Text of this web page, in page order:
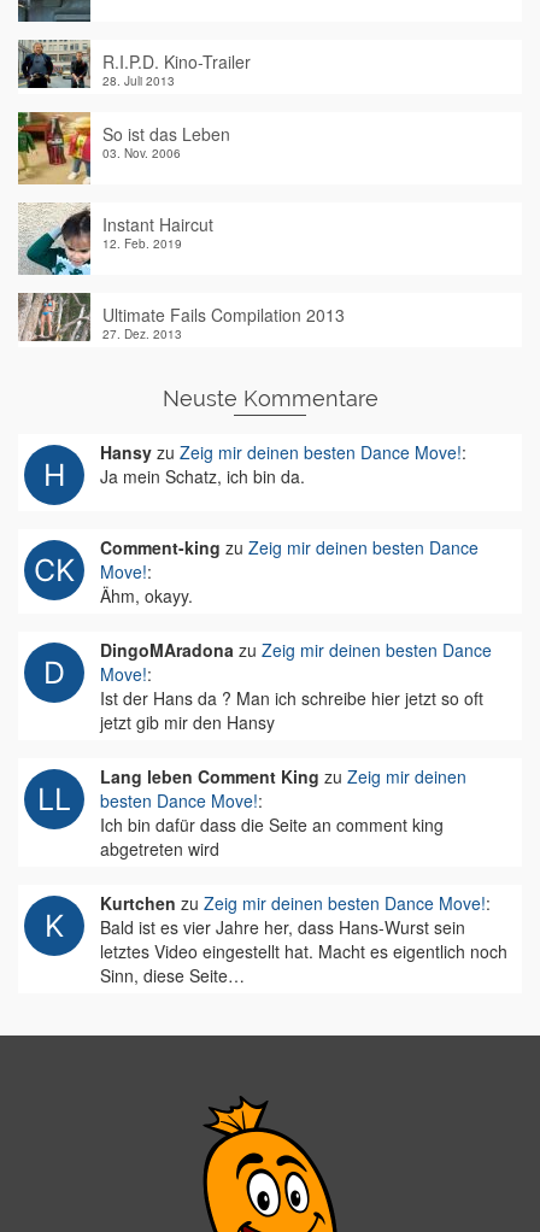
R.I.P.D. Kino-Trailer
28. Juli 2013
So ist das Leben
03. Nov. 2006
Instant Haircut
12. Feb. 2019
Ultimate Fails Compilation 2013
27. Dez. 2013
Neuste Kommentare
Hansy zu Zeig mir deinen besten Dance Move!:
Ja mein Schatz, ich bin da.
Comment-king zu Zeig mir deinen besten Dance
Move!:
Ähm, okayy.
DingoMAradona zu Zeig mir deinen besten Dance
Move!:
Ist der Hans da ? Man ich schreibe hier jetzt so oft
jetzt gib mir den Hansy
Lang leben Comment King zu Zeig mir deinen
besten Dance Move!:
Ich bin dafür dass die Seite an comment king
abgetreten wird
Kurtchen zu Zeig mir deinen besten Dance Move!:
Bald ist es vier Jahre her, dass Hans-Wurst sein
letztes Video eingestellt hat. Macht es eigentlich noch
Sinn, diese Seite…